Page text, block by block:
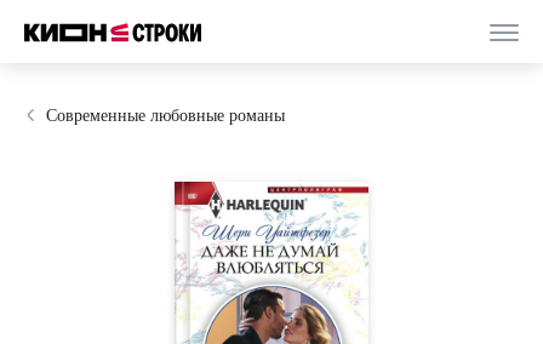
Современные любовные романы